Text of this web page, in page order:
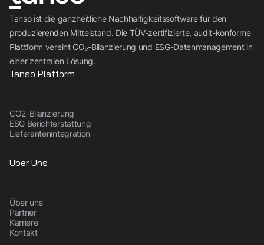
Tanso ist die ganzheitliche Nachhaltigkeitssoftware für den
produzierenden Mittelstand. Die TÜV-zertifizierte, audit-konforme
Plattform vereint CO₂-Bilanzierung und ESG-Datenmanagement in
einer zentralen Lösung.
Tanso Platform
CO2-Bilanzierung
ESG Berichterstattung
Lieferantenintegration
Über Uns
Über uns
Partner
Karriere
Kontakt